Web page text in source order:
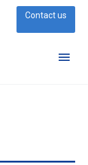
Contact us